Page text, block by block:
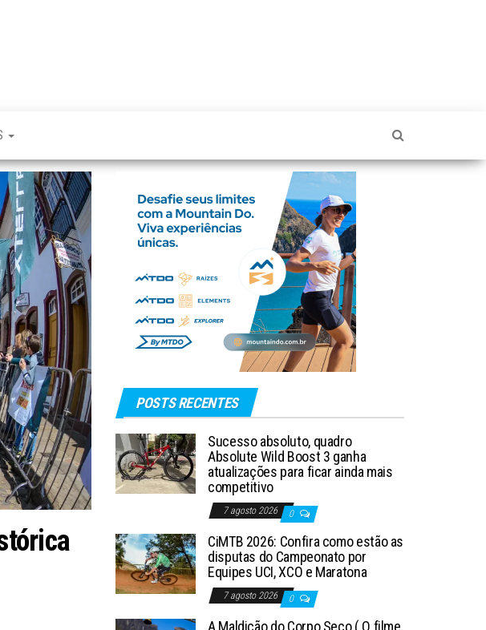
POSTS RECENTES
Sucesso absoluto, quadro
Absolute Wild Boost 3 ganha
atualizações para ficar ainda mais
competitivo
7 agosto 2026 0
CiMTB 2026: Confira como estão as
disputas do Campeonato por
Equipes UCI, XCO e Maratona
7 agosto 2026 0
A Maldição do Corpo Seco ( O filme